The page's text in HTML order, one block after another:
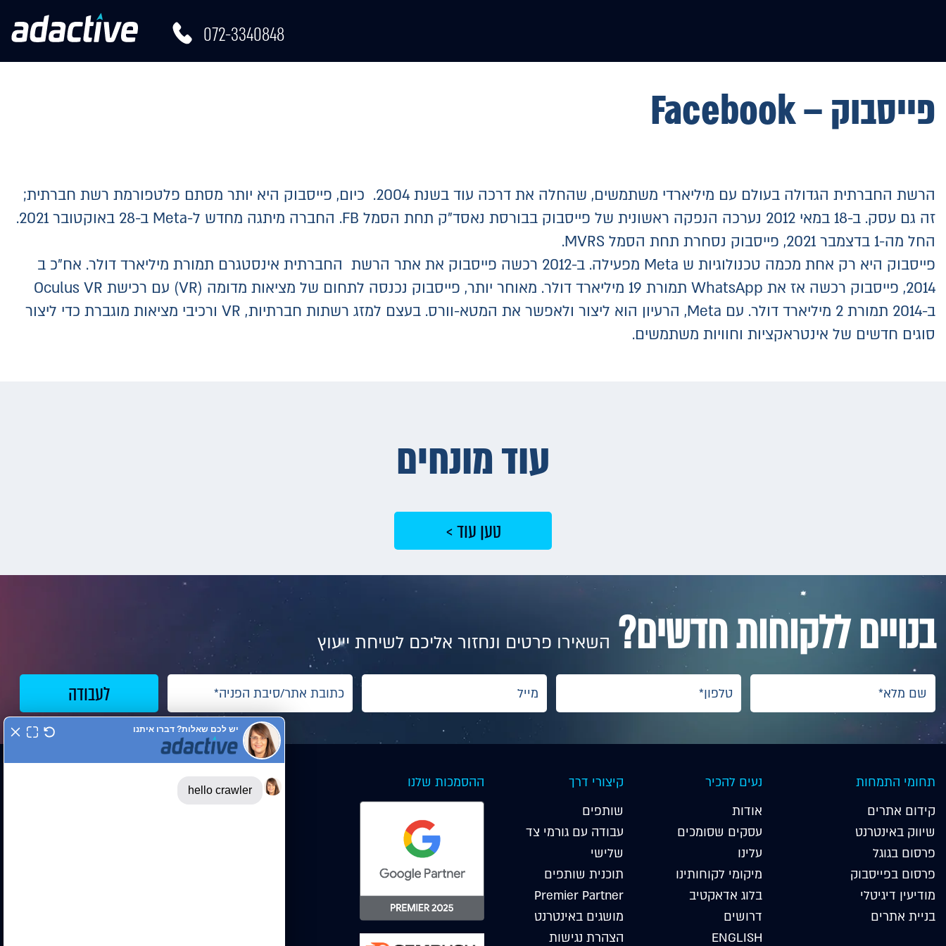
072-3340848
פייסבוק – Facebook
הרשת החברתית הגדולה בעולם עם מיליארדי משתמשים, שהחלה את דרכה עוד בשנת 2004. כיום, פייסבוק היא יותר מסתם פלטפורמת רשת חברתית;
זה גם עסק. ב-18 במאי 2012 נערכה הנפקה ראשונית של פייסבוק בבורסת נאסד"ק תחת הסמל FB. החברה מיתגה מחדש ל-Meta ב-28 באוקטובר 2021.
החל מה-1 בדצמבר 2021, פייסבוק נסחרת תחת הסמל MVRS.
פייסבוק היא רק אחת מכמה טכנולוגיות ש Meta מפעילה. ב-2012 רכשה פייסבוק את אתר הרשת החברתית אינסטגרם תמורת מיליארד דולר. אח"כ ב
2014, פייסבוק רכשה אז את WhatsApp תמורת 19 מיליארד דולר. מאוחר יותר, פייסבוק נכנסה לתחום של מציאות מדומה (VR) עם רכישת Oculus VR
ב-2014 תמורת 2 מיליארד דולר. עם Meta, הרעיון הוא ליצור ולאפשר את המטא-וורס. בעצם למזג רשתות חברתיות, VR ורכיבי מציאות מוגברת כדי ליצור
סוגים חדשים של אינטראקציות וחוויות משתמשים.
עוד מונחים
טען עוד >
בנויים ללקוחות חדשים? השאירו פרטים ונחזור אליכם לשיחת ייעוץ
תחומי התמחות
קידום אתרים
שיווק באינטרנט
פרסום בגוגל
פרסום בפייסבוק
מודיעין דיגיטלי
בניית אתרים
נעים להכיר
אודות
עסקים שסומכים
עלינו
מיקומי לקוחותינו
בלוג אדאקטיב
דרושים
ENGLISH
קיצורי דרך
שותפים
עבודה עם גורמי צד
שלישי
תוכנית שותפים
Premier Partner
מושגים באינטרנט
הצהרת נגישות
ההסמכות שלנו אקטיביים? בואו לעבוד איתנו